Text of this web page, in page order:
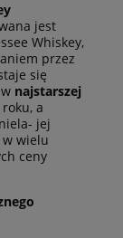
jest
Whiskey,
przez
się
najstarszej
a
jej
wielu
ceny